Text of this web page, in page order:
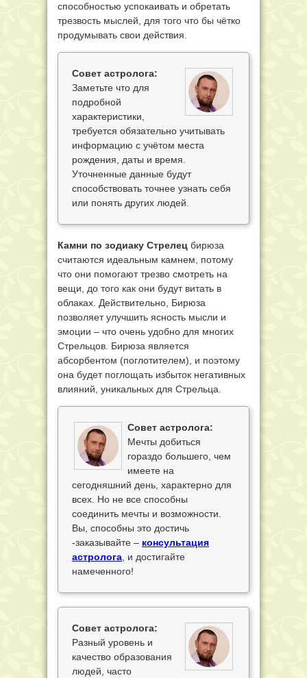
способностью успокаивать и обретать
трезвость мыслей, для того что бы чётко
продумывать свои действия.
Совет астролога:
Заметьте что для
подробной
характеристики,
требуется обязательно учитывать
информацию с учётом места
рождения, даты и время.
Уточненные данные будут
способствовать точнее узнать себя
или понять других людей.
Камни по зодиаку Стрелец бирюза
считаются идеальным камнем, потому
что они помогают трезво смотреть на
вещи, до того как они будут витать в
облаках. Действительно, Бирюза
позволяет улучшить ясность мысли и
эмоции – что очень удобно для многих
Стрельцов. Бирюза является
абсорбентом (поглотителем), и поэтому
она будет поглощать избыток негативных
влияний, уникальных для Стрельца.
Совет астролога:
Мечты добиться
гораздо большего, чем
имеете на
сегодняшний день, характерно для
всех. Но не все способны
соединить мечты и возможности.
Вы, способны это достичь
-заказывайте – консультация
астролога , и достигайте
намеченного!
Совет астролога:
Разный уровень и
качество образования
людей, часто